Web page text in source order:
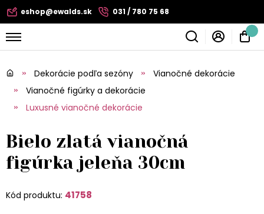
eshop@ewalds.sk 031 / 780 75 68
Dekorácie podľa sezóny
Vianočné dekorácie
Vianočné figúrky a dekorácie
Luxusné vianočné dekorácie
Bielo zlatá vianočná
figúrka jeleňa 30cm
Kód produktu: 41758